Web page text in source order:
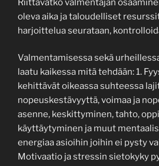
oleva aika ja taloudelliset
harjoittelua seurataan,
Valmentamisessa sekä
laatu kaikessa mitä tehdään: 1.
kehittävät oikeassa suhteessa
nopeuskestävyyttä, voimaa ja
asenne, keskittyminen, tahto,
käyttäytyminen ja muut
energiaa asioihin joihin ei pysty
Motivaatio ja stressin sietokyky